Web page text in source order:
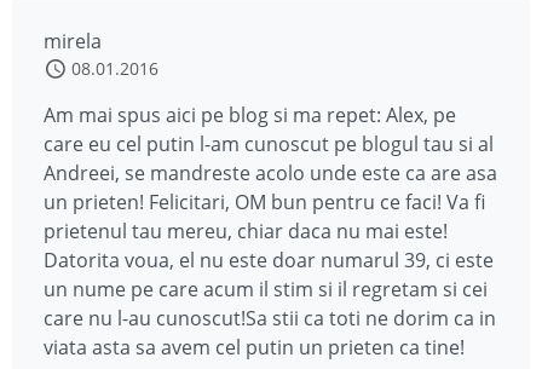
mirela
08.01.2016
Am mai spus aici pe blog si ma repet: Alex, pe
care eu cel putin l-am cunoscut pe blogul tau si al
Andreei, se mandreste acolo unde este ca are asa
un prieten! Felicitari, OM bun pentru ce faci! Va fi
prietenul tau mereu, chiar daca nu mai este!
Datorita voua, el nu este doar numarul 39, ci este
un nume pe care acum il stim si il regretam si cei
care nu l-au cunoscut!Sa stii ca toti ne dorim ca in
viata asta sa avem cel putin un prieten ca tine!